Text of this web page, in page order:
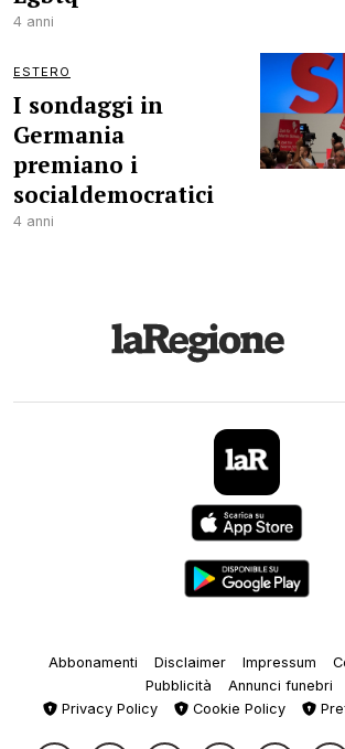
4 anni
ESTERO
I sondaggi in
Germania
premiano i
socialdemocratici
4 anni
Abbonamenti Disclaimer Impressum
Pubblicità
Annunci funebri
Privacy Policy
Cookie Policy